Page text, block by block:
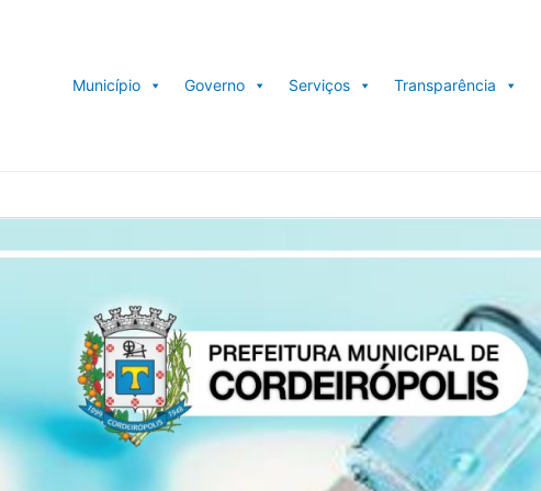
Município Governo Serviços Transparência